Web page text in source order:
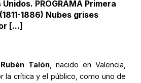
PROGRAMA Primera
1886) Nubes grises
[...]
Rubén Talón, nacido en Valencia,
la crítica y el público, como uno de